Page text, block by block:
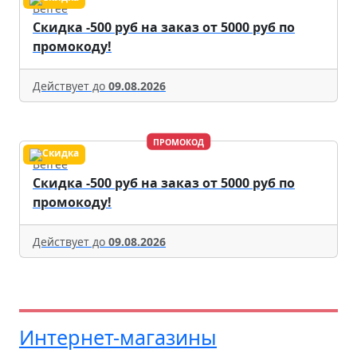
Befree
Скидка -500 руб на заказ от 5000 руб по
промокоду!
Действует до 09.08.2026
ПРОМОКОД
Befree
Скидка -500 руб на заказ от 5000 руб по
промокоду!
Действует до 09.08.2026
Интернет-магазины